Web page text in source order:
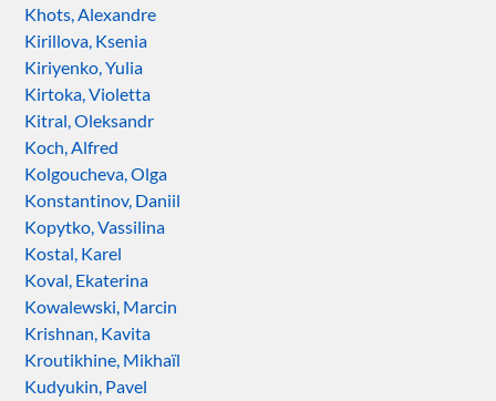
Khots, Alexandre
Kirillova, Ksenia
Kiriyenko, Yulia
Kirtoka, Violetta
Kitral, Oleksandr
Koch, Alfred
Kolgoucheva, Olga
Konstantinov, Daniil
Kopytko, Vassilina
Kostal, Karel
Koval, Ekaterina
Kowalewski, Marcin
Krishnan, Kavita
Kroutikhine, Mikhaïl
Kudyukin, Pavel